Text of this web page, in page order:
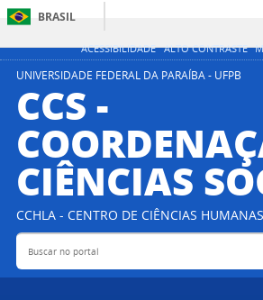
ACESSIBILIDADE ALTO CONTRASTE
BRASIL
UNIVERSIDADE FEDERAL DA PARAÍBA - UFPB
CCS -
CIÊNCIAS
CCHLA - CENTRO DE CIÊNCIAS
Buscar no portal